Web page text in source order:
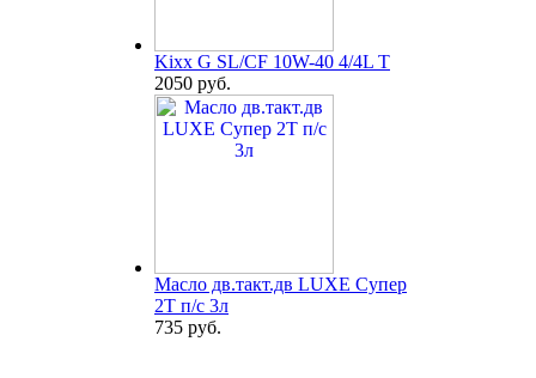
Kixx G SL/CF 10W-40 4/4L T
2050 руб.
Масло дв.такт.дв LUXE Супер
2Т п/с 3л
735 руб.